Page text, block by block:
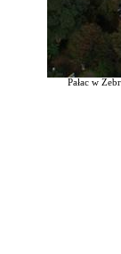
Pałac w